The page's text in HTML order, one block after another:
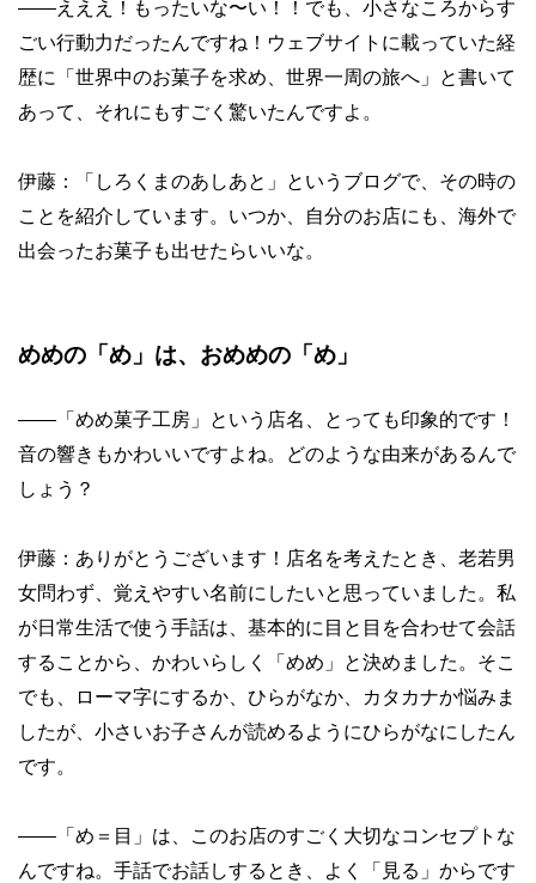
——えええ！もったいな〜い！！でも、小さなころからす
ごい行動力だったんですね！ウェブサイトに載っていた経
歴に「世界中のお菓子を求め、世界一周の旅へ」と書いて
あって、それにもすごく驚いたんですよ。
伊藤：「しろくまのあしあと」というブログで、その時の
ことを紹介しています。いつか、自分のお店にも、海外で
出会ったお菓子も出せたらいいな。
めめの「め」は、おめめの「め」
—— 「めめ菓子工房」という店名、とっても印象的です！
音の響きもかわいいですよね。どのような由来があるんで
しょう？
伊藤：ありがとうございます！店名を考えたとき、老若男
女問わず、覚えやすい名前にしたいと思っていました。私
が日常生活で使う手話は、基本的に目と目を合わせて会話
することから、かわいらしく「めめ」と決めました。そこ
でも、ローマ字にするか、ひらがなか、カタカナか悩みま
したが、小さいお子さんが読めるようにひらがなにしたん
です。
—— 「め＝目」は、このお店のすごく大切なコンセプトな
んですね。手話でお話しするとき、よく「見る」からです